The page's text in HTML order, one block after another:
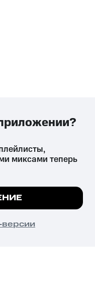
вред здоровью,
установленную
все
миксами теперь
версии